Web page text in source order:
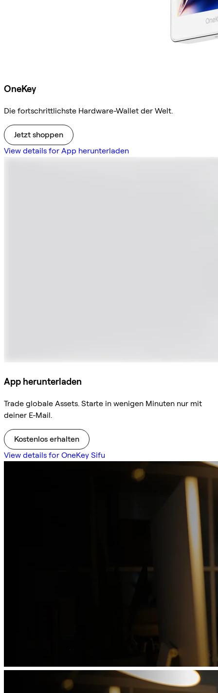
OneKey
Die fortschrittlichste Hardware-Wallet der Welt.
Jetzt shoppen
View details for App herunterladen
App herunterladen
Trade globale Assets. Starte in wenigen Minuten nur mit
deiner E-Mail.
Kostenlos erhalten
View details for OneKey Sifu